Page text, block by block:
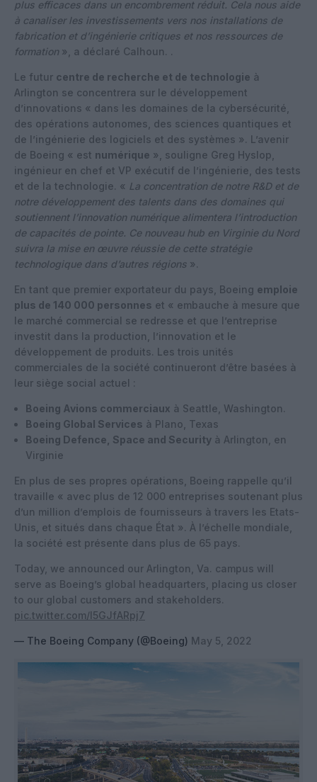
plus efficaces dans un encombrement réduit. Cela nous aide
à canaliser les investissements vers nos installations de
fabrication et d’ingénierie critiques et nos ressources de
formation », a déclaré Calhoun. .
Le futur centre de recherche et de technologie à
Arlington se concentrera sur le développement
d’innovations « dans les domaines de la cybersécurité,
des opérations autonomes, des sciences quantiques et
de l’ingénierie des logiciels et des systèmes ». L’avenir
de Boeing « est numérique », souligne Greg Hyslop,
ingénieur en chef et VP exécutif de l’ingénierie, des tests
et de la technologie. « La concentration de notre R&D et de
notre développement des talents dans des domaines qui
soutiennent l’innovation numérique alimentera l’introduction
de capacités de pointe. Ce nouveau hub en Virginie du Nord
suivra la mise en œuvre réussie de cette stratégie
technologique dans d’autres régions ».
En tant que premier exportateur du pays, Boeing emploie
plus de 140 000 personnes et « embauche à mesure que
le marché commercial se redresse et que l’entreprise
investit dans la production, l’innovation et le
développement de produits. Les trois unités
commerciales de la société continueront d’être basées à
leur siège social actuel :
Boeing Avions commerciaux à Seattle, Washington.
Boeing Global Services à Plano, Texas
Boeing Defence, Space and Security à Arlington, en
Virginie
En plus de ses propres opérations, Boeing rappelle qu’il
travaille « avec plus de 12 000 entreprises soutenant plus
d’un million d’emplois de fournisseurs à travers les Etats-
Unis, et situés dans chaque État ». À l’échelle mondiale,
la société est présente dans plus de 65 pays.
Today, we announced our Arlington, Va. campus will
serve as Boeing’s global headquarters, placing us closer
to our global customers and stakeholders.
pic.twitter.com/l5GJfARpj7
— The Boeing Company (@Boeing) May 5, 2022